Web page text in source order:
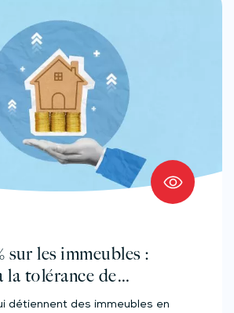
sur les immeubles :
la tolérance de
?
détiennent des immeubles en